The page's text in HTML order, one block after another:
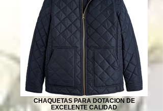
CHAQUETAS PARA DOTACION DE
EXCELENTE CALIDAD